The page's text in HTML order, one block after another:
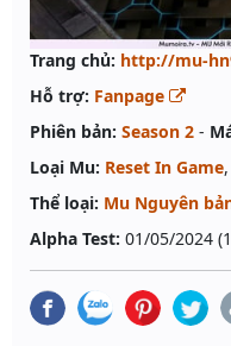
Trang chủ: http://mu-
Hỗ trợ: Fanpage
Phiên bản: Season 2 -
Loại Mu: Reset In Game
Thể loại: Mu Nguyên
Alpha Test: 01/05/2024